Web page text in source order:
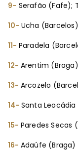
9- Serafão (Fafe);
10- Ucha (Barcelos)
11- Paradela
12- Arentim (Braga)
13- Arcozelo
14- Santa
15- Paredes Secas
16- Adaúfe (Braga)